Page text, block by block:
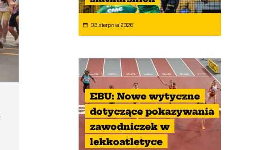
03 sierpnia 2026
EBU: Nowe wytyczne
dotyczące pokazywania
zawodniczek w
lekkoatletyce